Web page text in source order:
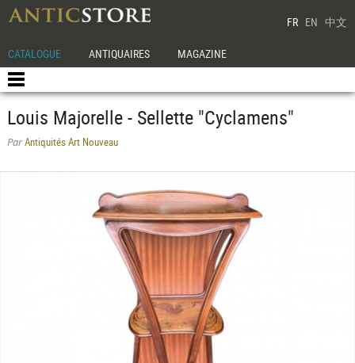
FR EN 中文
CATALOGUE ANTIQUAIRES MAGAZINE
Louis Majorelle - Sellette "Cyclamens"
ParAntiquités Art Nouveau